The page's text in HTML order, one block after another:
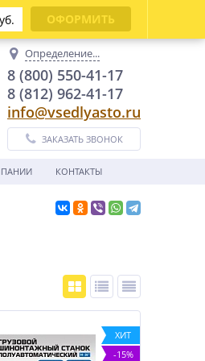
Определение...
8 (800) 550-41-17
8 (812) 962-41-17
info@vsedlyasto.ru
ЗАКАЗАТЬ ЗВОНОК
КОНТАКТЫ
ХИТ
-15%
ОФОРМИТЬ